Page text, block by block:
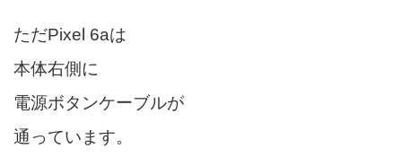
ただPixel 6aは
本体右側に
電源ボタンケーブルが
通っています。